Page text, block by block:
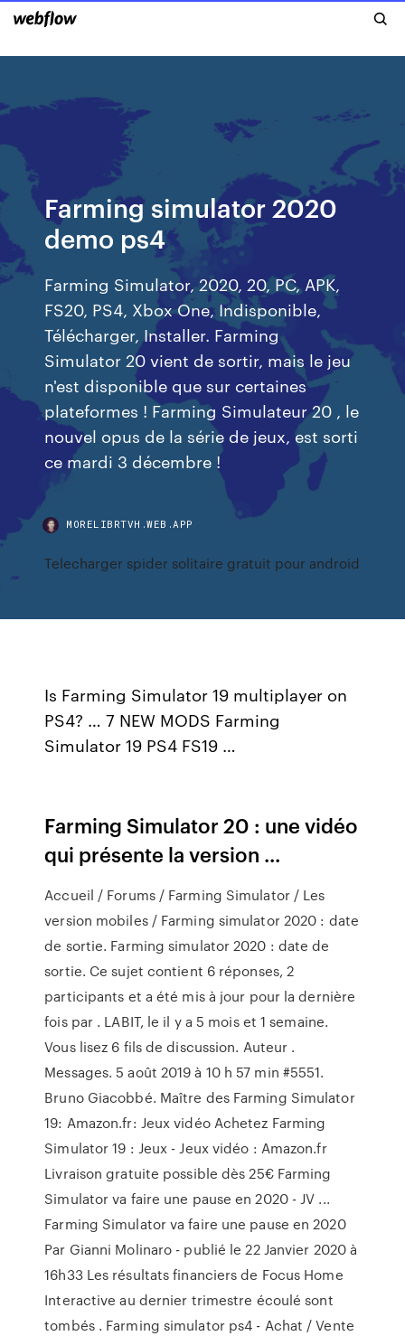
Farming simulator 2020
demo ps4
Farming Simulator, 2020, 20, PC, APK,
FS20, PS4, Xbox One, Indisponible,
Télécharger, Installer. Farming
Simulator 20 vient de sortir, mais le jeu
n'est disponible que sur certaines
plateformes ! Farming Simulateur 20 , le
nouvel opus de la série de jeux, est sorti
ce mardi 3 décembre !
MORELIBRTVH.WEB.APP
Telecharger spider solitaire gratuit pour android
Is Farming Simulator 19 multiplayer on
PS4? … 7 NEW MODS Farming
Simulator 19 PS4 FS19 …
Farming Simulator 20 : une vidéo
qui présente la version ...
Accueil / Forums / Farming Simulator / Les
version mobiles / Farming simulator 2020 : date
de sortie. Farming simulator 2020 : date de
sortie. Ce sujet contient 6 réponses, 2
participants et a été mis à jour pour la dernière
fois par . LABIT, le il y a 5 mois et 1 semaine.
Vous lisez 6 fils de discussion. Auteur .
Messages. 5 août 2019 à 10 h 57 min #5551.
Bruno Giacobbé. Maître des Farming Simulator
19: Amazon.fr: Jeux vidéo Achetez Farming
Simulator 19 : Jeux - Jeux vidéo : Amazon.fr
Livraison gratuite possible dès 25€ Farming
Simulator va faire une pause en 2020 - JV ...
Farming Simulator va faire une pause en 2020
Par Gianni Molinaro - publié le 22 Janvier 2020 à
16h33 Les résultats financiers de Focus Home
Interactive au dernier trimestre écoulé sont
tombés . Farming simulator ps4 - Achat / Vente